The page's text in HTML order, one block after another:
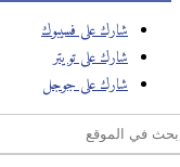
شارك على فسيبوك
شارك على تويتر
شارك على جوجل